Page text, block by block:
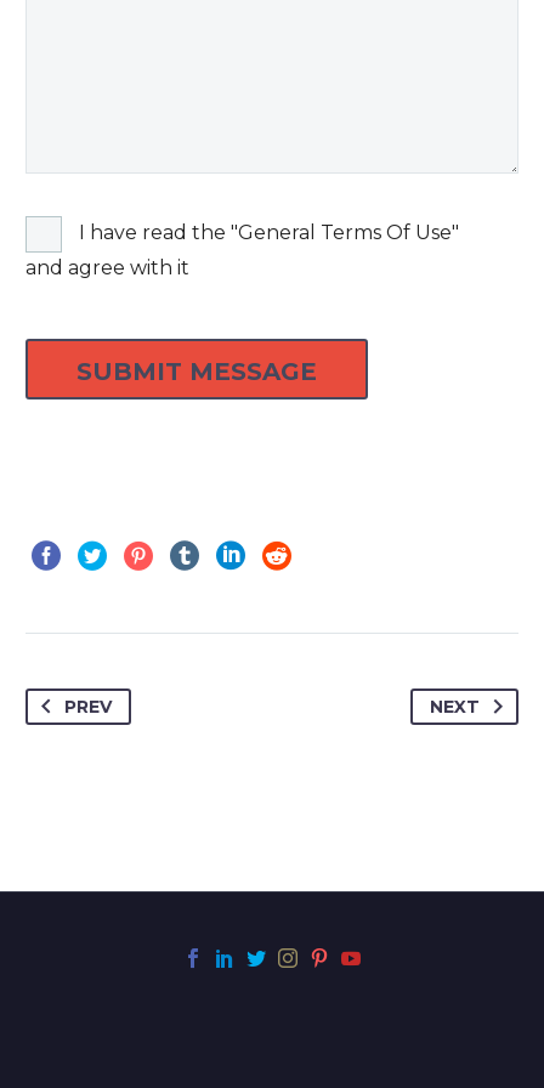
I have read the "General Terms Of Use"
and agree with it
PREV NEXT